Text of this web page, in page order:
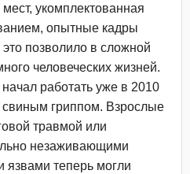
укомплектованная
опытные кадры
позволило в сложной
человеческих жизней.
работать уже в 2010
свиным гриппом. Взрослые
травмой или
незаживающими
язвами теперь могли